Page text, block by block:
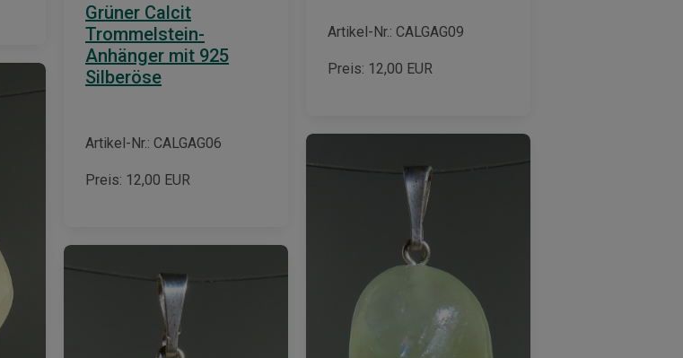
Grüner Calcit
Trommelstein-
Anhänger mit 925
Silberöse
Artikel-Nr.: CALGAG06
Preis: 12,00 EUR
Artikel-Nr.: CALGAG09
Preis: 12,00 EUR